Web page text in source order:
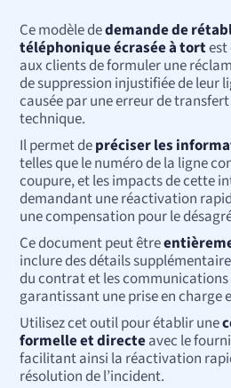
Ce modèle dedemande de
téléphonique écrasée à tort
aux clients de formuler une
de suppression injustifiée de leur
causée par une erreur de
technique.
Il permet depréciser les
telles que le numéro de la ligne
coupure, et les impacts de cette
demandant une réactivation
une compensation pour le
Ce document peut être
inclure des détails
du contrat et les
garantissant une prise en charge
Utilisez cet outil pour établir une
formelle et directeavec le
facilitant ainsi la réactivation
résolution de l’incident.